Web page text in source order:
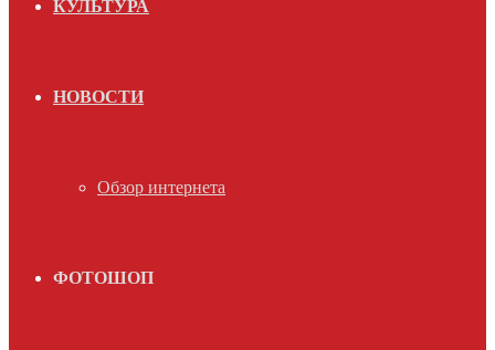
КУЛЬТУРА
НОВОСТИ
Обзор интернета
ФОТОШОП